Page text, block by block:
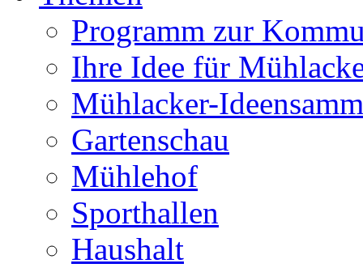
Programm zur
Ihre Idee für
Mühlacker-
Gartenschau
Mühlehof
Sporthallen
Haushalt